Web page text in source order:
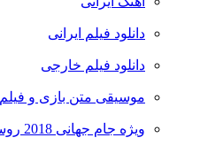
دانلود فیلم ایرانی
دانلود فیلم خارجی
موسیقی متن بازی و فیلم
ویژه جام جهانی 2018 روسیه